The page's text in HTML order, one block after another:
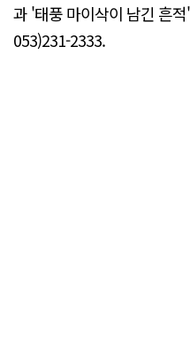
과 '태풍 마이삭이 남긴 흔
053)231-2333.